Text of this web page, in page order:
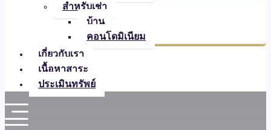
บ้าน
คอนโดมิเนียม
สำหรับเช่า
บ้าน
เกี่ยวกับเรา
เนื้อหาสาระ